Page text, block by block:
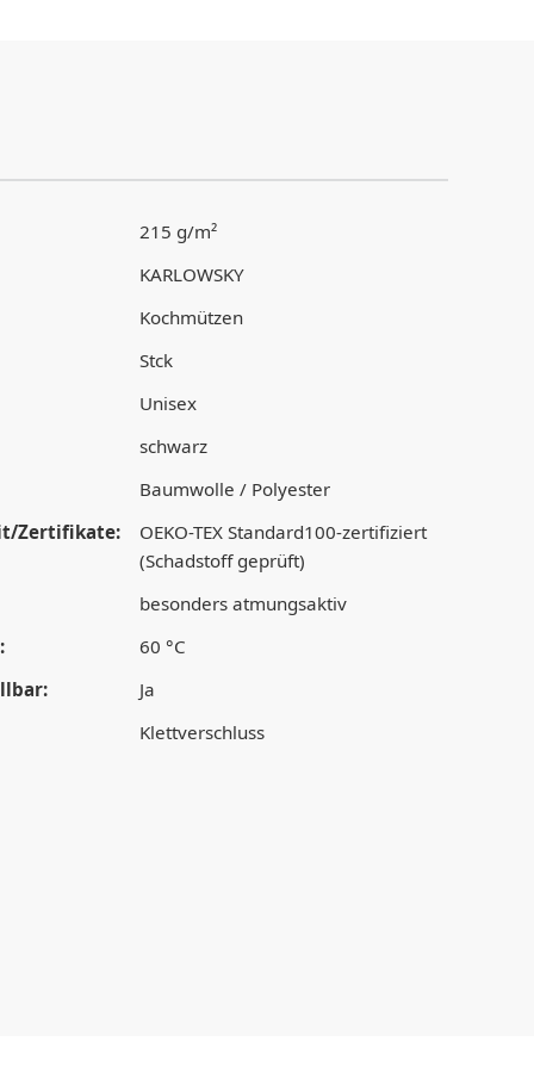
215 g/m²
KARLOWSKY
Kochmützen
Stck
Unisex
schwarz
Baumwolle / Polyester
Zertifikate:
OEKO-TEX Standard100-zertifiziert
(Schadstoff geprüft)
besonders atmungsaktiv
60 °C
Ja
Klettverschluss